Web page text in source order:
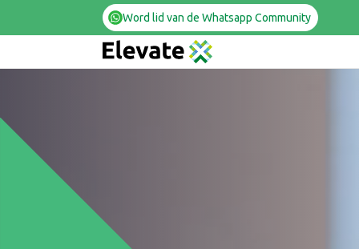
Word lid van de Whatsapp Community